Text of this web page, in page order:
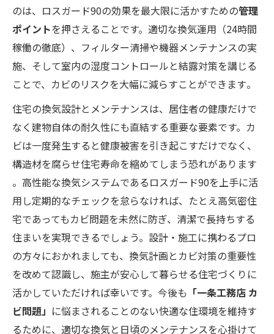
のは、ロスガード90の効果を最大限に活かすための管理
ポイントを押さえることです。適切な換気運用（24時間
稼働の徹底）、フィルター清掃や機器メンテナンスの実
施、そして室内の湿度コントロールと結露対策を講じる
ことで、カビのリスクを大幅に減らすことができます​​。
住宅の換気設計とメンテナンスは、居住者の健康だけで
なく建物自体の耐久性にも直結する重要な要素です。カ
ビは一度発生すると健康被害を引き起こすだけでなく、
構造材を腐らせ住宅寿命を縮めてしまう恐れがあります​
。高性能な換気システムであるロスガード90を上手に活
用し定期的なチェックを怠らなければ、たとえ高気密住
宅であってもカビ問題を未然に防ぎ、清潔で長持ちする
住まいを実現できるでしょう。設計・施工に携わるプロ
の方々におかれましても、換気計画とカビ対策の重要性
を改めて認識し、施主が安心して暮らせる住宅づくりに
活かしていただければ幸いです。今後も 「一条工務店 カ
ビ問題」 に悩まされることのない快適な住環境を維持す
るために、適切な換気と日頃のメンテナンスを心掛けて